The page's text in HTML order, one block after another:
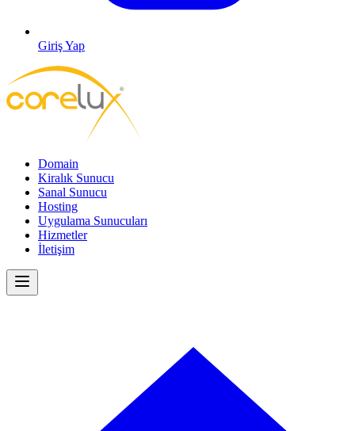
Giriş Yap
Domain
Kiralık Sunucu
Sanal Sunucu
Hosting
Uygulama Sunucuları
Hizmetler
İletişim